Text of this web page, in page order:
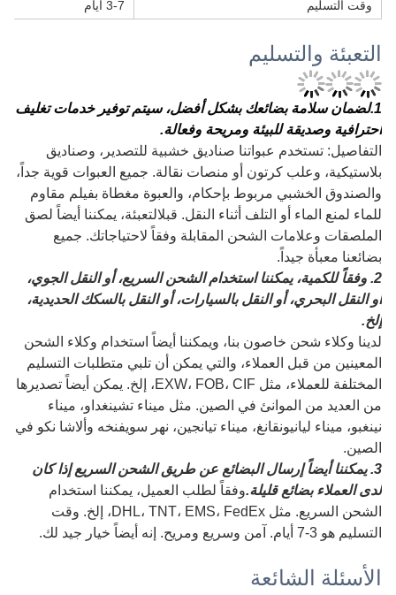
وقت التسليم 3-7 أيام
التعبئة والتسليم
1.لضمان سلامة بضائعك بشكل أفضل، سيتم توفير خدمات تغليف
احترافية وصديقة للبيئة ومريحة وفعالة.
التفاصيل: تستخدم عبواتنا صناديق خشبية للتصدير، وصناديق
بلاستيكية، وعلب كرتون أو منصات نقالة. جميع العبوات قوية جداً،
والصندوق الخشبي مربوط بإحكام، والعبوة مغطاة بفيلم مقاوم
للماء لمنع الماء أو التلف أثناء النقل. قبلالتعبئة، يمكننا أيضاً لصق
الملصقات وعلامات الشحن المقابلة وفقاً لاحتياجاتك. جميع
بضائعنا معبأة جيداً.
2. وفقاً للكمية، يمكننا استخدام الشحن السريع، أو النقل الجوي،
أو النقل البحري، أو النقل بالسيارات، أو النقل بالسكك الحديدية،
إلخ.
لدينا وكلاء شحن خاصون بنا، ويمكننا أيضاً استخدام وكلاء الشحن
المعينين من قبل العملاء، والتي يمكن أن تلبي متطلبات التسليم
المختلفة للعملاء، مثل EXW، FOB، CIF، إلخ. يمكن أيضاً تصديرها
من العديد من الموانئ في الصين. مثل ميناء تشينغداو، ميناء
نينغبو، ميناء ليانيونقانغ، ميناء تيانجين، نهر سويفنخه وألاشا نكو في
الصين.
3. يمكننا أيضاً إرسال البضائع عن طريق الشحن السريع إذا كان
لدى العملاء بضائع قليلة.وفقاً لطلب العميل، يمكننا استخدام
الشحن السريع. مثل DHL، TNT، EMS، FedEx، إلخ. وقت
التسليم هو 3-7 أيام. آمن وسريع ومريح. إنه أيضاً خيار جيد لك.
الأسئلة الشائعة